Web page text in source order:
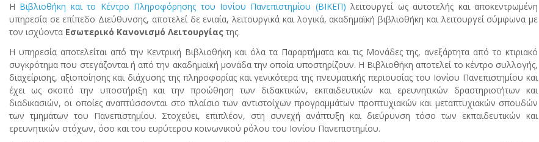
Η Βιβλιοθήκη και το Κέντρο Πληροφόρησης του Ιονίου Πανεπιστημίου (ΒΙΚΕΠ) λειτουργεί ως αυτοτελής και αποκεντρωμένη
υπηρεσία σε επίπεδο Διεύθυνσης, αποτελεί δε ενιαία, λειτουργικά και λογικά, ακαδημαϊκή βιβλιοθήκη και λειτουργεί σύμφωνα με
τον ισχύοντα Εσωτερικό Κανονισμό Λειτουργίας της.
Η υπηρεσία αποτελείται από την Κεντρική Βιβλιοθήκη και όλα τα Παραρτήματα και τις Μονάδες της, ανεξάρτητα από το κτιριακό
συγκρότημα που στεγάζονται ή από την ακαδημαϊκή μονάδα την οποία υποστηρίζουν. Η Βιβλιοθήκη αποτελεί το κέντρο συλλογής,
διαχείρισης, αξιοποίησης και διάχυσης της πληροφορίας και γενικότερα της πνευματικής περιουσίας του Ιονίου Πανεπιστημίου και
έχει ως σκοπό την υποστήριξη και την προώθηση των διδακτικών, εκπαιδευτικών και ερευνητικών δραστηριοτήτων και
διαδικασιών, οι οποίες αναπτύσσονται στο πλαίσιο των αντιστοίχων προγραμμάτων προπτυχιακών και μεταπτυχιακών σπουδών
των τμημάτων του Πανεπιστημίου. Στοχεύει, επιπλέον, στη συνεχή ανάπτυξη και διεύρυνση τόσο των εκπαιδευτικών και
ερευνητικών στόχων, όσο και του ευρύτερου κοινωνικού ρόλου του Ιονίου Πανεπιστημίου.